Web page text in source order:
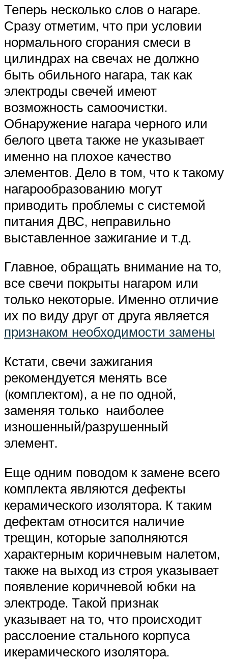
Теперь несколько слов о нагаре.
Сразу отметим, что при условии
нормального сгорания смеси в
цилиндрах на свечах не должно
быть обильного нагара, так как
электроды свечей имеют
возможность самоочистки.
Обнаружение нагара черного или
белого цвета также не указывает
именно на плохое качество
элементов. Дело в том, что к такому
нагарообразованию могут
приводить проблемы с системой
питания ДВС, неправильно
выставленное зажигание и т.д.
Главное, обращать внимание на то,
все свечи покрыты нагаром или
только некоторые. Именно отличие
их по виду друг от друга является
признаком необходимости замены
Кстати, свечи зажигания
рекомендуется менять все
(комплектом), а не по одной,
заменяя только наиболее
изношенный/разрушенный
элемент.
Еще одним поводом к замене всего
комплекта являются дефекты
керамического изолятора. К таким
дефектам относится наличие
трещин, которые заполняются
характерным коричневым налетом,
также на выход из строя указывает
появление коричневой юбки на
электроде. Такой признак
указывает на то, что происходит
расслоение стального корпуса
икерамического изолятора.